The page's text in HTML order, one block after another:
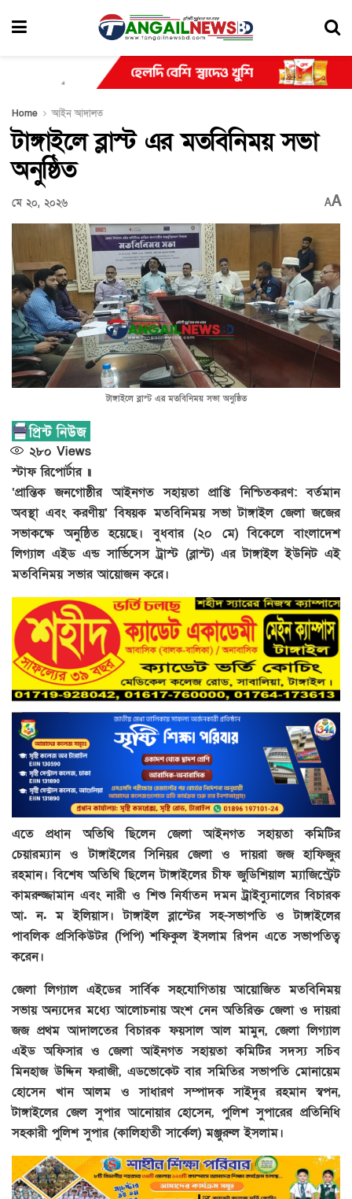
Home আইন আদালত
টাঙ্গাইলে ব্লাস্ট এর মতবিনিময় সভা
অনুষ্ঠিত
মে ২০, ২০২৬ AA
টাঙ্গাইলে ব্লাস্ট এর মতবিনিময় সভা অনুষ্ঠিত
২৮০ Views
স্টাফ রিপোর্টার ॥
‘প্রান্তিক জনগোষ্ঠীর আইনগত সহায়তা প্রাপ্তি নিশ্চিতকরণ: বর্তমান
অবস্থা এবং করণীয়’ বিষয়ক মতবিনিময় সভা টাঙ্গাইল জেলা জজের
সভাকক্ষে অনুষ্ঠিত হয়েছে। বুধবার (২০ মে) বিকেলে বাংলাদেশ
লিগ্যাল এইড এন্ড সার্ভিসেস ট্রাস্ট (ব্লাস্ট) এর টাঙ্গাইল ইউনিট এই
মতবিনিময় সভার আয়োজন করে।
এতে প্রধান অতিথি ছিলেন জেলা আইনগত সহায়তা কমিটির
চেয়ারম্যান ও টাঙ্গাইলের সিনিয়র জেলা ও দায়রা জজ হাফিজুর
রহমান। বিশেষ অতিথি ছিলেন টাঙ্গাইলের চীফ জুডিশিয়াল ম্যাজিস্ট্রেট
কামরুজ্জামান এবং নারী ও শিশু নির্যাতন দমন ট্রাইব্যুনালের বিচারক
আ. ন. ম ইলিয়াস। টাঙ্গাইল ব্লাস্টের সহ-সভাপতি ও টাঙ্গাইলের
পাবলিক প্রসিকিউটর (পিপি) শফিকুল ইসলাম রিপন এতে সভাপতিত্ব
করেন।
জেলা লিগ্যাল এইডের সার্বিক সহযোগিতায় আয়োজিত মতবিনিময়
সভায় অন্যদের মধ্যে আলোচনায় অংশ নেন অতিরিক্ত জেলা ও দায়রা
জজ প্রথম আদালতের বিচারক ফয়সাল আল মামুন, জেলা লিগ্যাল
এইড অফিসার ও জেলা আইনগত সহায়তা কমিটির সদস্য সচিব
মিনহাজ উদ্দিন ফরাজী, এডভোকেট বার সমিতির সভাপতি মোনায়েম
হোসেন খান আলম ও সাধারণ সম্পাদক সাইদুর রহমান স্বপন,
টাঙ্গাইলের জেল সুপার আনোয়ার হোসেন, পুলিশ সুপারের প্রতিনিধি
সহকারী পুলিশ সুপার (কালিহাতী সার্কেল) মঞ্জুরুল ইসলাম।